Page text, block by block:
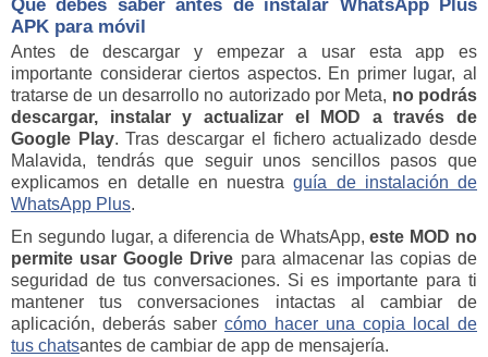
Qué debes saber antes de instalar WhatsApp Plus
APK para móvil
Antes de descargar y empezar a usar esta app es
importante considerar ciertos aspectos. En primer lugar, al
tratarse de un desarrollo no autorizado por Meta, no podrás
descargar, instalar y actualizar el MOD a través de
Google Play. Tras descargar el fichero actualizado desde
Malavida, tendrás que seguir unos sencillos pasos que
explicamos en detalle en nuestraguía de instalación de
WhatsApp Plus.
En segundo lugar, a diferencia de WhatsApp,este MOD no
permite usar Google Drive para almacenar las copias de
seguridad de tus conversaciones. Si es importante para ti
mantener tus conversaciones intactas al cambiar de
aplicación, deberás saber cómo hacer una copia local de
tus chatsantes de cambiar de app de mensajería.